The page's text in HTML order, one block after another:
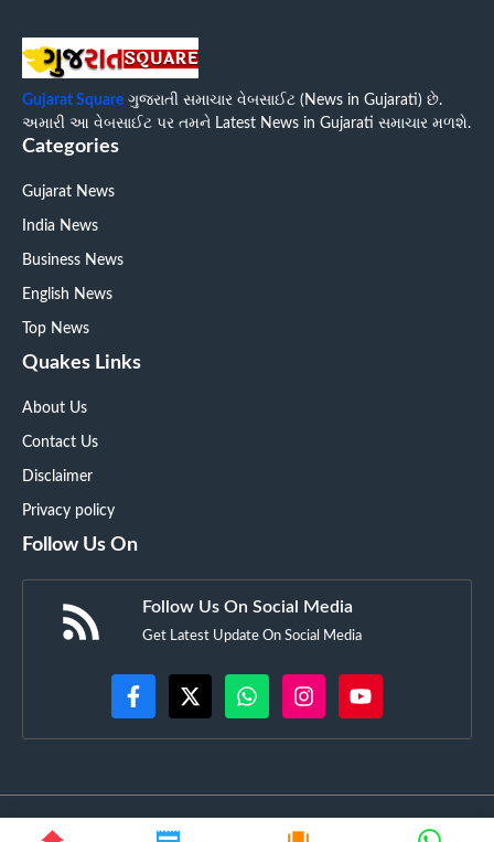
Gujarat Square ગુજરાતી સમાચાર વેબસાઈટ (News in Gujarati) છે.
અમારી આ વેબસાઈટ પર તમને Latest News in Gujarati સમાચાર મળશે.
Categories
Gujarat News
India News
Business News
English News
Top News
Quakes Links
About Us
Contact Us
Disclaimer
Privacy policy
Follow Us On
Follow Us On Social Media
Get Latest Update On Social Media
GujaratSquare.in • All rights reserved